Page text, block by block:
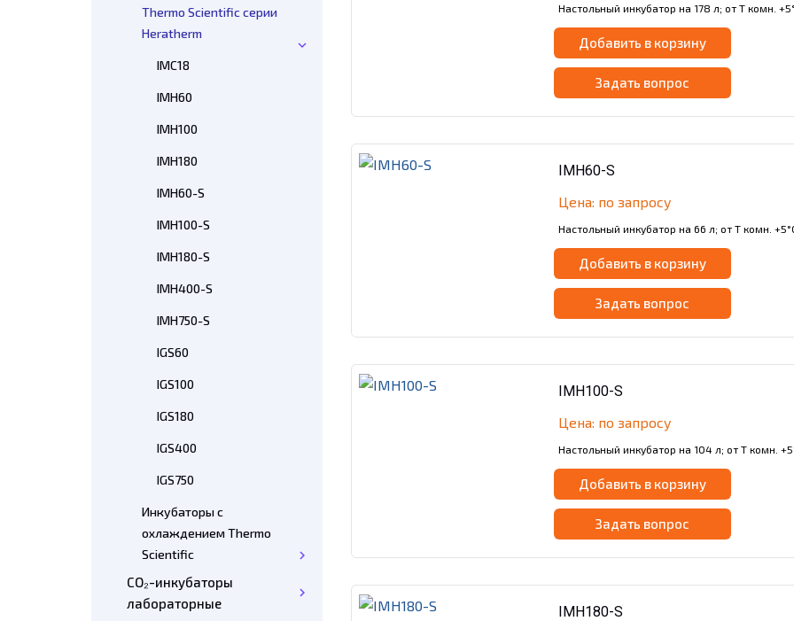
Thermo Scientific серии
Heratherm
IMC18
IMH60
IMH100
IMH180
IMH60-S
IMH100-S
IMH180-S
IMH400-S
IMH750-S
IGS60
IGS100
IGS180
IGS400
IGS750
Инкубаторы с
охлаждением Thermo
Scientific
CO₂-инкубаторы
лабораторные
Настольный инкубатор на 178 л; от Т комн.
Добавить в корзину
Задать вопрос
IMH60-S
Цена: по запросу
Настольный инкубатор на 66 л; от Т комн.
Добавить в корзину
Задать вопрос
IMH100-S
Цена: по запросу
Настольный инкубатор на 104 л; от Т комн.
Добавить в корзину
Задать вопрос
IMH180-S